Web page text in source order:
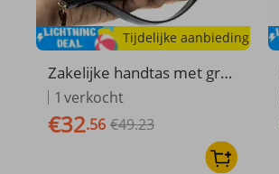
Tijdelijke aanbieding
Zakelijke handtas met grot
e capaciteit, eenvoudige e
n modieuze mobiele porte
monnee, lange portemonn
ee van rundleer voor man
1 verkocht
€32.56 €49.23